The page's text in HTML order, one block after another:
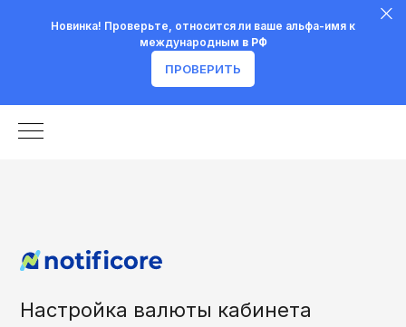
Новинка! Проверьте, относится ли ваше альфа-имя к
международным в РФ
ПРОВЕРИТЬ
Настройка валюты кабинета